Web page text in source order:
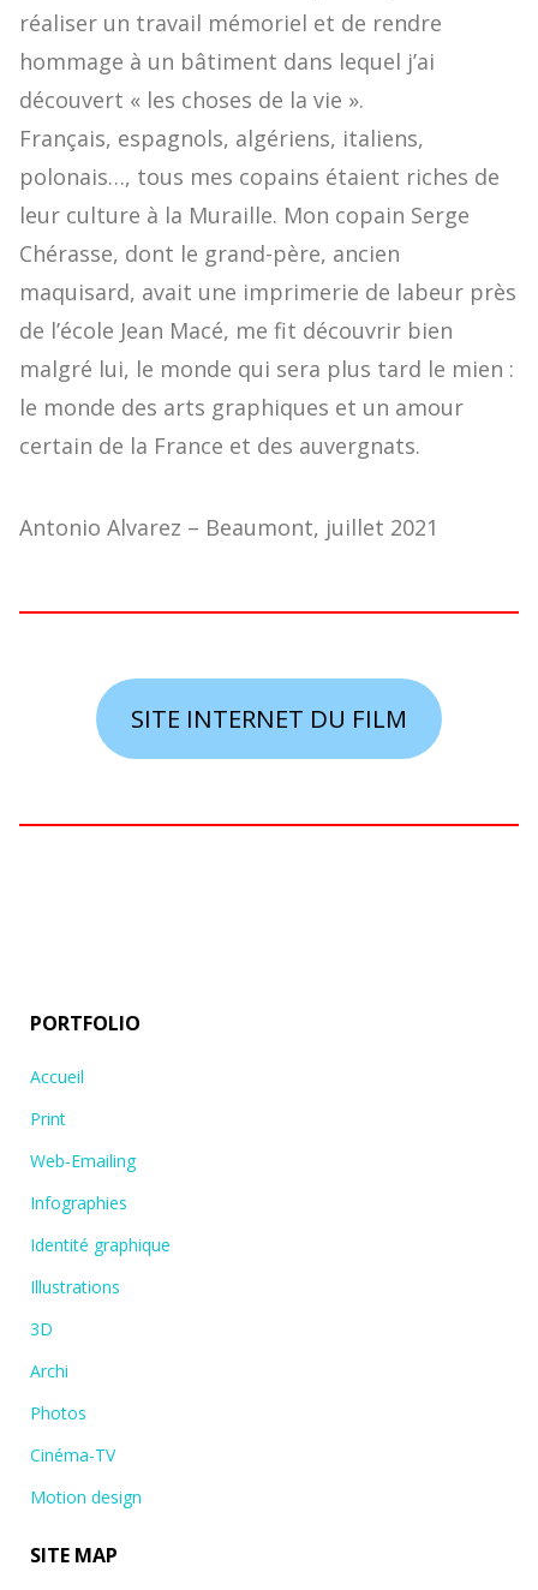
réaliser un travail mémoriel et de rendre
hommage à un bâtiment dans lequel j’ai
découvert « les choses de la vie ».
Français, espagnols, algériens, italiens,
polonais…, tous mes copains étaient riches de
leur culture à la Muraille. Mon copain Serge
Chérasse, dont le grand-père, ancien
maquisard, avait une imprimerie de labeur près
de l’école Jean Macé, me fit découvrir bien
malgré lui, le monde qui sera plus tard le mien :
le monde des arts graphiques et un amour
certain de la France et des auvergnats.
Antonio Alvarez – Beaumont, juillet 2021
SITE INTERNET DU FILM
PORTFOLIO
Accueil
Print
Web-Emailing
Infographies
Identité graphique
Illustrations
3D
Archi
Photos
Cinéma-TV
Motion design
SITE MAP